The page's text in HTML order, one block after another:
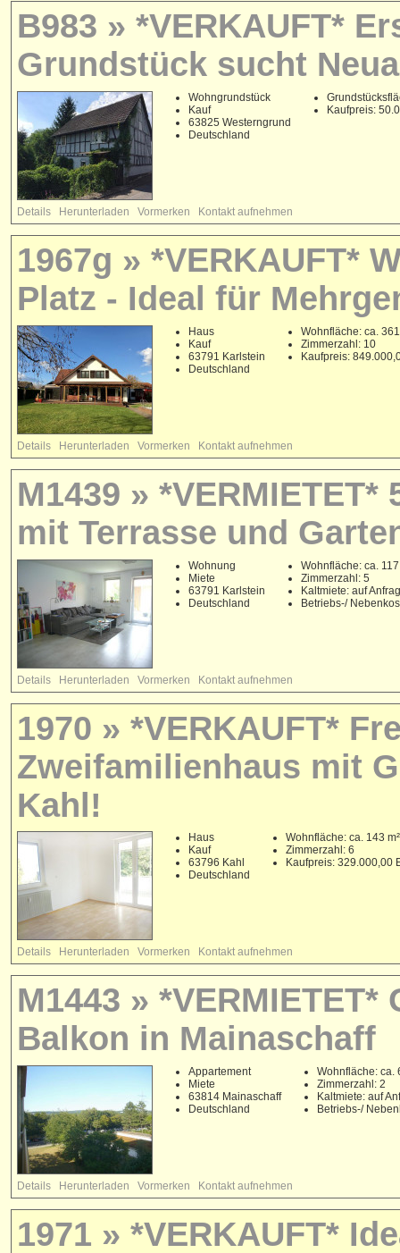
B983 » *VERKAUFT*
Grundstück sucht
Wohngrundstück
Kauf
63825 Westerngrund
Deutschland
Kaufpreis:
Details Herunterladen Vormerken Kontakt aufnehmen
1967g » *VERKAUFT*
Platz - Ideal für
Haus
Kauf
63791 Karlstein
Deutschland
Wohnfläche: ca. 361
Zimmerzahl: 10
Kaufpreis:
Details Herunterladen Vormerken Kontakt aufnehmen
M1439 »
mit Terrasse und
Wohnung
Miete
63791 Karlstein
Deutschland
Wohnfläche: ca. 117
Zimmerzahl: 5
Kaltmiete: auf
Betriebs-/
Details Herunterladen Vormerken Kontakt aufnehmen
1970 » *VERKAUFT*
Zweifamilienhaus mit
Kahl!
Haus
Kauf
63796 Kahl
Deutschland
Wohnfläche: ca. 143 m²
Zimmerzahl: 6
Kaufpreis: 329.000,00
Details Herunterladen Vormerken Kontakt aufnehmen
M1443 »
Balkon in Mainaschaff
Appartement
Miete
63814 Mainaschaff
Deutschland
Wohnfläche: ca.
Zimmerzahl: 2
Kaltmiete: auf
Betriebs-/
Details Herunterladen Vormerken Kontakt aufnehmen
1971 » *VERKAUFT*